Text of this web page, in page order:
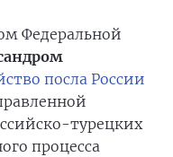
Федеральной
посла России
турецких
процесса